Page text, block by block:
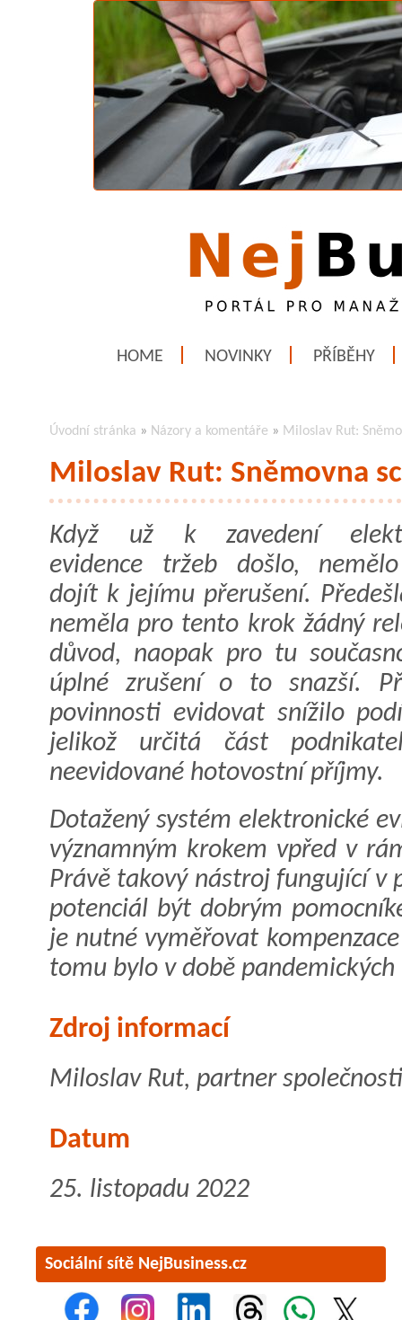
HOME NOVINKY PŘÍBĚHY
Úvodní stránka » Názory a komentáře » Miloslav Rut:
Miloslav Rut: Sněmovna
Když už k zavedení
evidence tržeb došlo,
dojít k jejímu přerušení.
neměla pro tento krok žádný
důvod, naopak pro tu
úplné zrušení o to snazší.
povinnosti evidovat snížilo
jelikož určitá část
neevidované hotovostní příjmy.
Dotažený systém elektronické
významným krokem vpřed v
Právě takový nástroj fungující v
potenciál být dobrým
je nutné vyměřovat
tomu bylo v době
Zdroj informací
Miloslav Rut, partner
Datum
25. listopadu 2022
Sociální sítě NejBusiness.cz